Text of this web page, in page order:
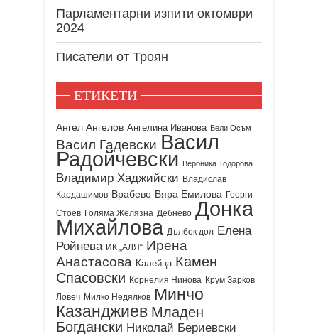
Парламентарни изпити октомври
2024
Писатели от Троян
ЕТИКЕТИ
Ангел Ангелов Ангелина Иванова Бели Осъм
Васил Гадевски Васил
Радойчевски Вероника Тодорова
Владимир Хаджийски Владислав
Кардашимов Врабево Вяра Емилова Георги
Стоев Голяма Желязна Дебнево Донка
Михайлова Дълбок дол Елена
Ройнева ИК „АЛЯ“ Ирена
Анастасова Калейца Камен
Спасовски Корнелия Нинова Крум Зарков
Ловеч Милко Недялков Минчо
Казанджиев Младен
Богдански Николай Бериевски